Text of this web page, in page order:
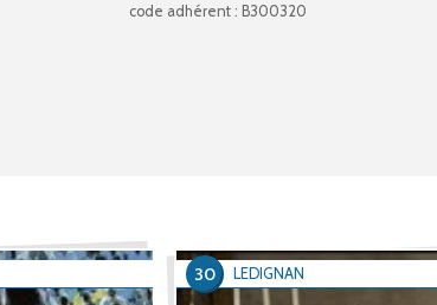
code adhérent : B300320
LEDIGNAN
30